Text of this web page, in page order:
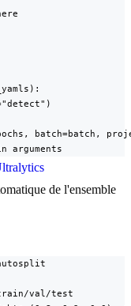
batch=batch,
arguments
de l'ensemble
val/test